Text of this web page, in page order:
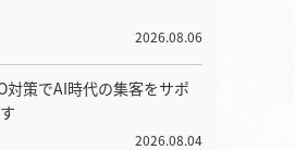
2026.08.06
対策でAI時代の集客をサポ
2026.08.04